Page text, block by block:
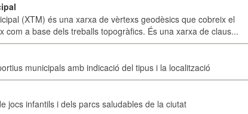
(XTM) és una xarxa de vèrtexs geodèsics que cobreix el
com a base dels treballs topogràfics. És una xarxa de claus...
municipals amb indicació del tipus i la localització
jocs infantils i dels parcs saludables de la ciutat